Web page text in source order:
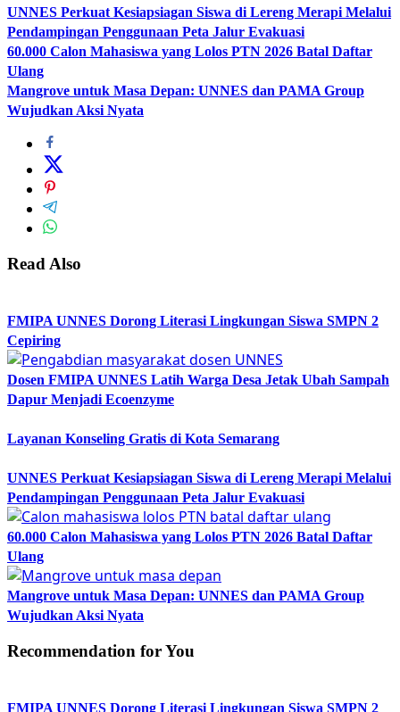
UNNES Perkuat Kesiapsiagan Siswa di Lereng Merapi Melalui
Pendampingan Penggunaan Peta Jalur Evakuasi
60.000 Calon Mahasiswa yang Lolos PTN 2026 Batal Daftar
Ulang
Mangrove untuk Masa Depan: UNNES dan PAMA Group
Wujudkan Aksi Nyata
Read Also
FMIPA UNNES Dorong Literasi Lingkungan Siswa SMPN 2
Cepiring
Dosen FMIPA UNNES Latih Warga Desa Jetak Ubah Sampah
Dapur Menjadi Ecoenzyme
Layanan Konseling Gratis di Kota Semarang
UNNES Perkuat Kesiapsiagan Siswa di Lereng Merapi Melalui
Pendampingan Penggunaan Peta Jalur Evakuasi
60.000 Calon Mahasiswa yang Lolos PTN 2026 Batal Daftar
Ulang
Mangrove untuk Masa Depan: UNNES dan PAMA Group
Wujudkan Aksi Nyata
Recommendation for You
FMIPA UNNES Dorong Literasi Lingkungan Siswa SMPN 2